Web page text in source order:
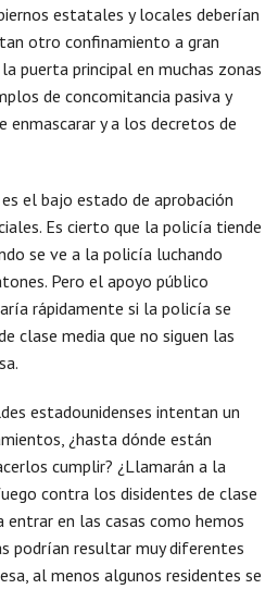
estatales y locales deberían
otro confinamiento a gran
puerta principal en muchas zonas
de concomitancia pasiva y
enmascarar y a los decretos de
el bajo estado de aprobación
Es cierto que la policía tiende
se ve a la policía luchando
Pero el apoyo público
rápidamente si la policía se
clase media que no siguen las
estadounidenses intentan un
¿hasta dónde están
cumplir? ¿Llamarán a la
contra los disidentes de clase
en las casas como hemos
podrían resultar muy diferentes
al menos algunos residentes se